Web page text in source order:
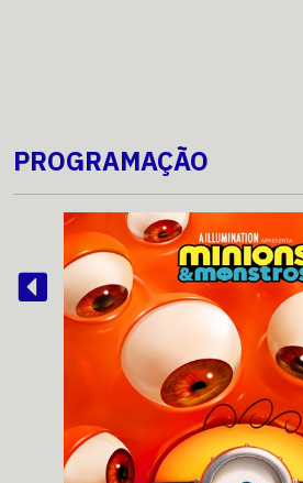
PROGRAMAÇÃO